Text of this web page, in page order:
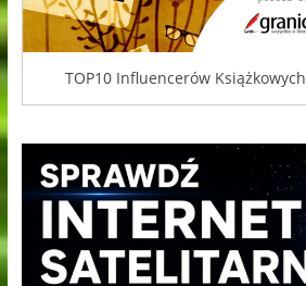
TOP10 Influencerów Książkowych